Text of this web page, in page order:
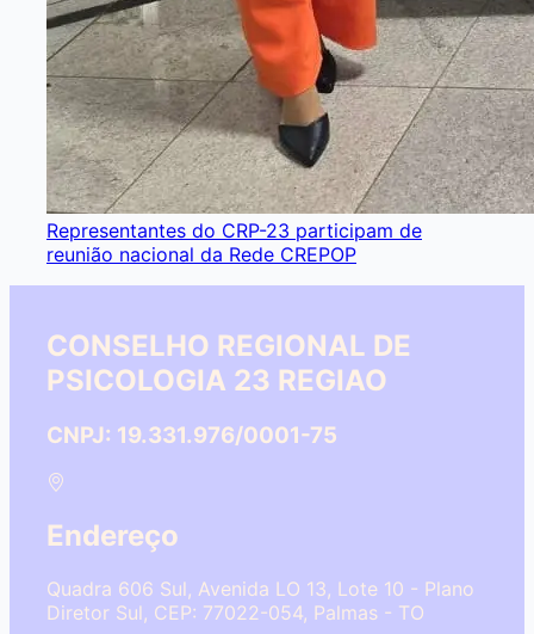
Representantes do CRP-23 participam de
reunião nacional da Rede CREPOP
CONSELHO REGIONAL DE
PSICOLOGIA 23 REGIAO
CNPJ: 19.331.976/0001-75
Endereço
Quadra 606 Sul, Avenida LO 13, Lote 10 - Plano
Diretor Sul, CEP: 77022-054, Palmas - TO